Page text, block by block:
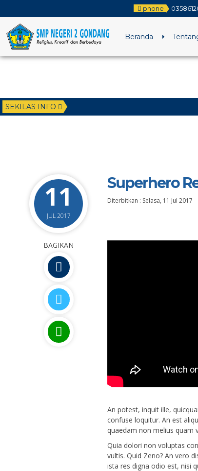
phone
Beranda
SEKILAS INFO
11
JUL 2017
Superhero
Diterbitkan : Selasa, 11 Jul 2017
BAGIKAN
An potest, inquit ille,
confuse loquitur. An est
quaedam non melius quam
Quia dolori non voluptas
vultis. Quid Zeno? An vero
ista res digna odio est, nisi